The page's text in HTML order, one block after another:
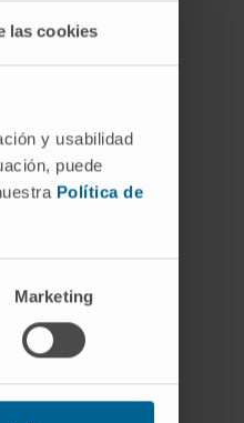
las cookies
y usabilidad
puede
Política de
Marketing